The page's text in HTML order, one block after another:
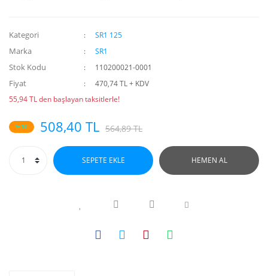
Kategori SR1 125
Marka SR1
Stok Kodu 110200021-0001
Fiyat
470,74 TL + KDV
55,94 TL den başlayan taksitlerle!
%10 508,40 TL 564,89 TL
SEPETE EKLE HEMEN AL